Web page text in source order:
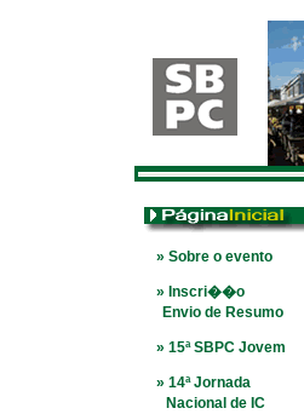
» Sobre o evento
» Inscri��o
Envio de Resumo
» 15ª SBPC Jovem
» 14ª Jornada
Nacional de IC